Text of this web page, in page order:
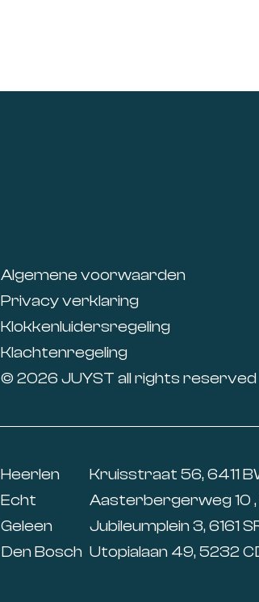
Algemene voorwaarden
Privacy verklaring
Klokkenluidersregeling
Klachtenregeling
© 2026 JUYST all rights reserved
Heerlen Kruisstraat 56, 6411
Echt
Aasterbergerweg 10 ,
Geleen
Jubileumplein 3, 6161
Den Bosch Utopialaan 49, 5232